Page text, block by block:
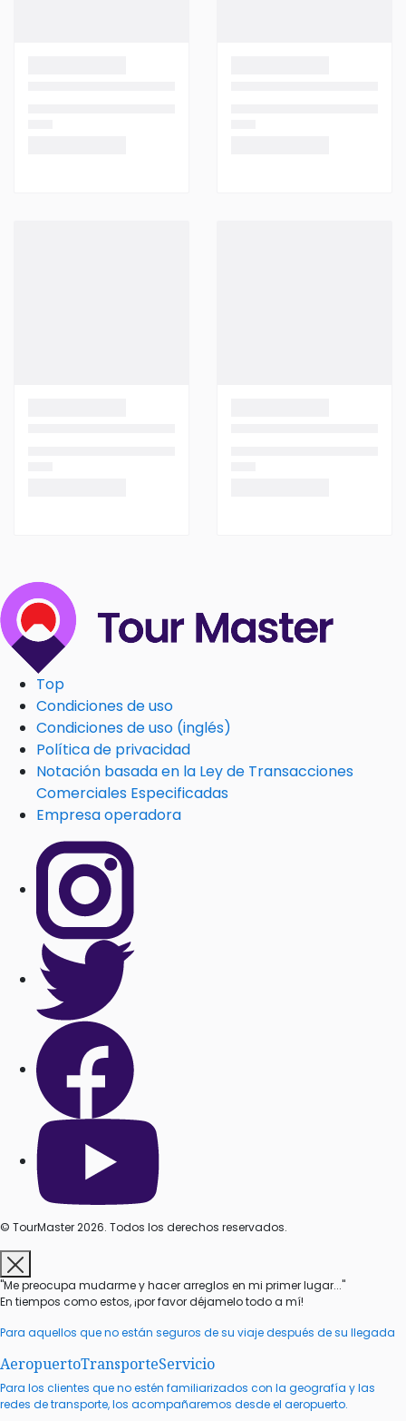
Top
Condiciones de uso
Condiciones de uso (inglés)
Política de privacidad
Notación basada en la Ley de Transacciones
Comerciales Especificadas
Empresa operadora
© TourMaster 2026. Todos los derechos reservados.
"Me preocupa mudarme y hacer arreglos en mi primer lugar..."
En tiempos como estos, ¡por favor déjamelo todo a mí!
Para aquellos que no están seguros de su viaje después de su llegada
AeropuertoTransporteServicio
Para los clientes que no estén familiarizados con la geografía y las
redes de transporte, los acompañaremos desde el aeropuerto.